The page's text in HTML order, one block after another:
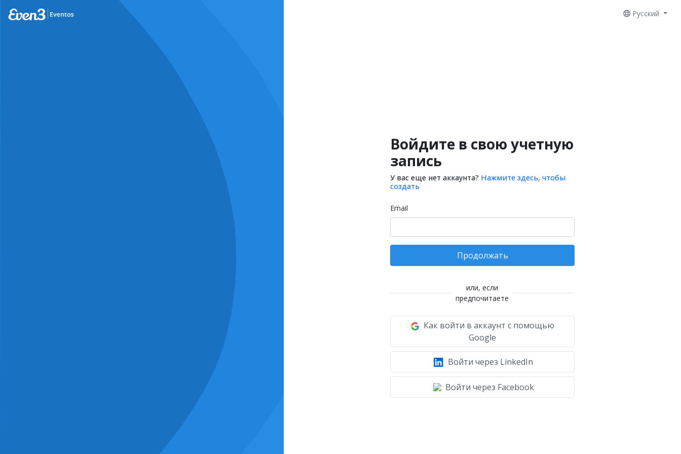
Русский
Войдите в свою учетную
запись
У вас еще нет аккаунта? Нажмите здесь, чтобы
создать
Email
Продолжать
или, если
предпочитаете
Как войти в аккаунт с помощью
Google
Войти через LinkedIn
Войти через Facebook